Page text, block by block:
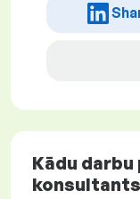
Kādu
konsultants